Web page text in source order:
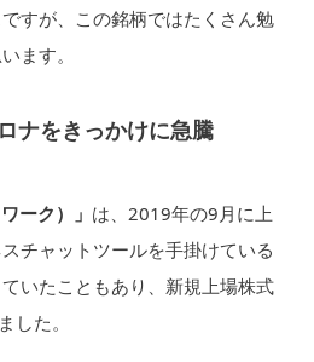
すが、この銘柄ではたくさん勉
ます。
ナをきっかけに急騰
ーク）」 は、2019年の9月に上
チャットツールを手掛けている
いたこともあり、新規上場株式
した。